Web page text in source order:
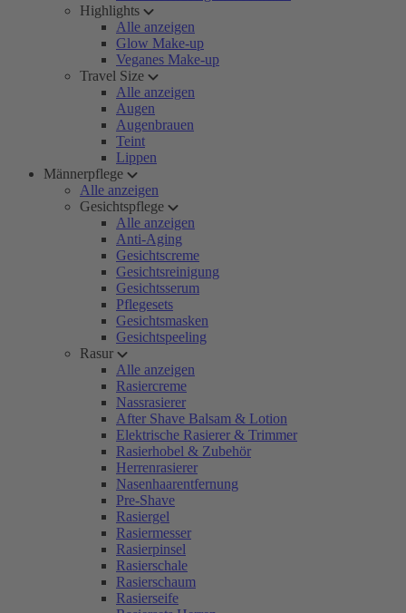
Highlights
Alle anzeigen
Glow Make-up
Veganes Make-up
Travel Size
Alle anzeigen
Augen
Augenbrauen
Teint
Lippen
Männerpflege
Alle anzeigen
Gesichtspflege
Alle anzeigen
Anti-Aging
Gesichtscreme
Gesichtsreinigung
Gesichtsserum
Pflegesets
Gesichtsmasken
Gesichtspeeling
Rasur
Alle anzeigen
Rasiercreme
Nassrasierer
After Shave Balsam & Lotion
Elektrische Rasierer & Trimmer
Rasierhobel & Zubehör
Herrenrasierer
Nasenhaarentfernung
Pre-Shave
Rasiergel
Rasiermesser
Rasierpinsel
Rasierschale
Rasierschaum
Rasierseife